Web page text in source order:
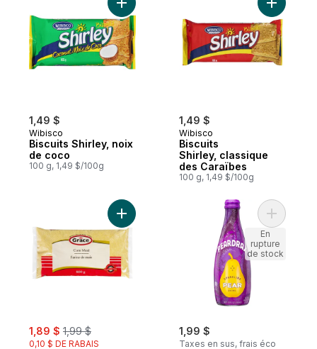
1,49 $
Wibisco
Biscuits Shirley, noix
de coco
100 g, 1,49 $/100g
Ajouter Biscuits Shirley, noix de coco au
1,49 $
Wibisco
Biscuits
Shirley, classique
des Caraïbes
100 g, 1,49 $/100g
Ajouter
sale:
1,89 $ , formerly:
1,99 $
0,10 $ DE RABAIS
Ajouter Semoule de maïs au panier
1,99 $
Taxes en sus, frais éco
Ajouter
En
rupture
de stock